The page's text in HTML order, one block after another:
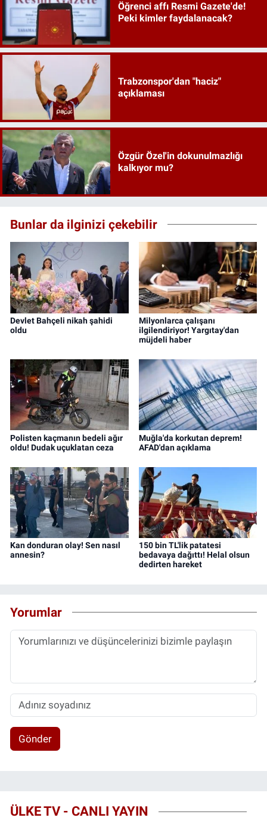
Öğrenci affı Resmi Gazete'de!
Peki kimler faydalanacak?
Trabzonspor'dan "haciz"
açıklaması
Özgür Özel'in dokunulmazlığı
kalkıyor mu?
Bunlar da ilginizi çekebilir
Devlet Bahçeli nikah şahidi
oldu
Milyonlarca çalışanı
ilgilendiriyor! Yargıtay'dan
müjdeli haber
Polisten kaçmanın bedeli ağır
oldu! Dudak uçuklatan ceza
Muğla'da korkutan deprem!
AFAD'dan açıklama
Kan donduran olay! Sen nasıl
annesin?
150 bin TL'lik patatesi
bedavaya dağıttı! Helal olsun
dedirten hareket
Yorumlar
Gönder
ÜLKE TV - CANLI YAYIN